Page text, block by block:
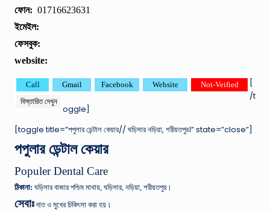
ফোন: 01716623631
ইমেইল:
ফেসবুক:
website:
Call Gmail Facebook Website
Not-Veified
বিস্তারিত দেখুন
/t
oggle]
[toggle title=”পপুলার ডেন্টাল কেয়ার// ঘড়িসার নড়িয়া, শরীয়তপুর।” state=”close”]
পপুলার ডেন্টাল কেয়ার
Populer Dental Care
ঠিকানা: ঘড়িসার বাজার পশ্চিম মাথায়, ঘড়িসার, নড়িয়া, শরীয়তপুর।
সেবাঃদাত ও মুখের চিকিৎসা করা হয়।